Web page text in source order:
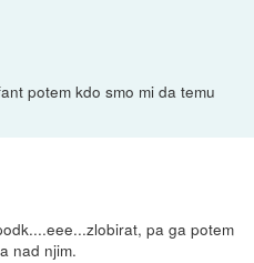
potem kdo smo mi da temu
pa ga potem
nad njim.